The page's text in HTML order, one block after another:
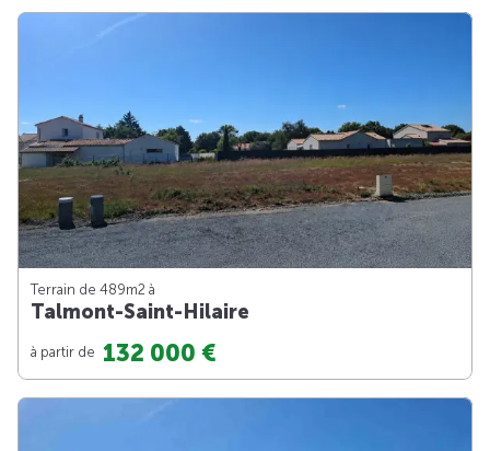
Terrain de 489m2 à
Talmont-Saint-Hilaire
à partir de 132 000 €